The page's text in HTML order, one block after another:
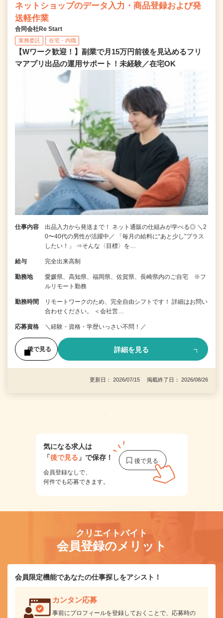
ネットショップのデータ入力・商品登録および発
送軽作業
合同会社Re Start
業務委託 在宅・内職
【Wワーク歓迎！】副業で月15万円前後を見込めるフリ
マアプリ出品の運用サポート！未経験／在宅OK
仕事内容
出品入力から発送まで！ ネット通販の仕組みが学べる◎ ＼2
0〜40代の男性が活躍中／ 「毎月の給料に“あと少し”プラス
したい！」 ⇒そんな〈目標〉を…
給与 完全出来高制
勤務地
愛媛県、高知県、福岡県、佐賀県、長崎県内のご自宅 ※フ
ルリモート勤務
勤務時間
リモートワークのため、完全自由シフトです！ 詳細はお問い
合わせください。 ＜会社営…
応募資格 ＼経験・資格・学歴いっさい不問！／
後で見る 詳細を見る
更新日： 2026/07/15 掲載終了日： 2026/08/26
1
気になる求人は
「後で見る 」で保存！
会員登録なしで、
何件でも応募できます。
クリエイトバイト
会員登録のメリット
会員限定機能であなたの仕事探しをアシスト！
カンタン応募
事前にプロフィールを登録しておくことで、応募時の